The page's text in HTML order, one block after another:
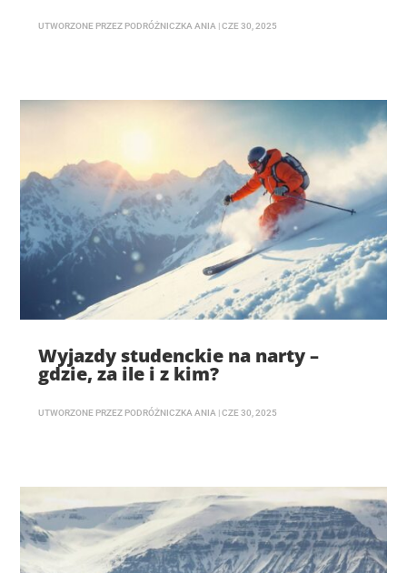
UTWORZONE PRZEZ PODRÓŻNICZKA ANIA |CZE 30, 2025
Wyjazdy studenckie na narty –
gdzie, za ile i z kim?
UTWORZONE PRZEZ PODRÓŻNICZKA ANIA |CZE 30, 2025